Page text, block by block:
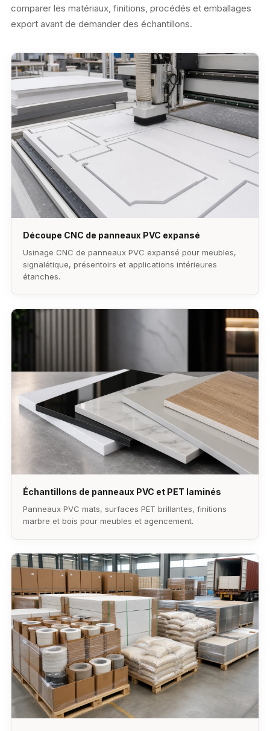
comparer les matériaux, finitions, procédés et emballages
export avant de demander des échantillons.
Découpe CNC de panneaux PVC expansé
Usinage CNC de panneaux PVC expansé pour meubles,
signalétique, présentoirs et applications intérieures
étanches.
Échantillons de panneaux PVC et PET laminés
Panneaux PVC mats, surfaces PET brillantes, finitions
marbre et bois pour meubles et agencement.